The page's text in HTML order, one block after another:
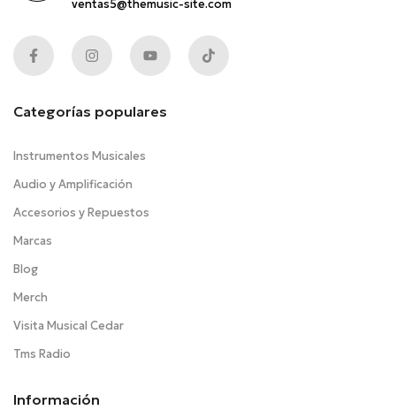
ventas5@themusic-site.com
Categorías populares
Instrumentos Musicales
Audio y Amplificación
Accesorios y Repuestos
Marcas
Blog
Merch
Visita Musical Cedar
Tms Radio
Información